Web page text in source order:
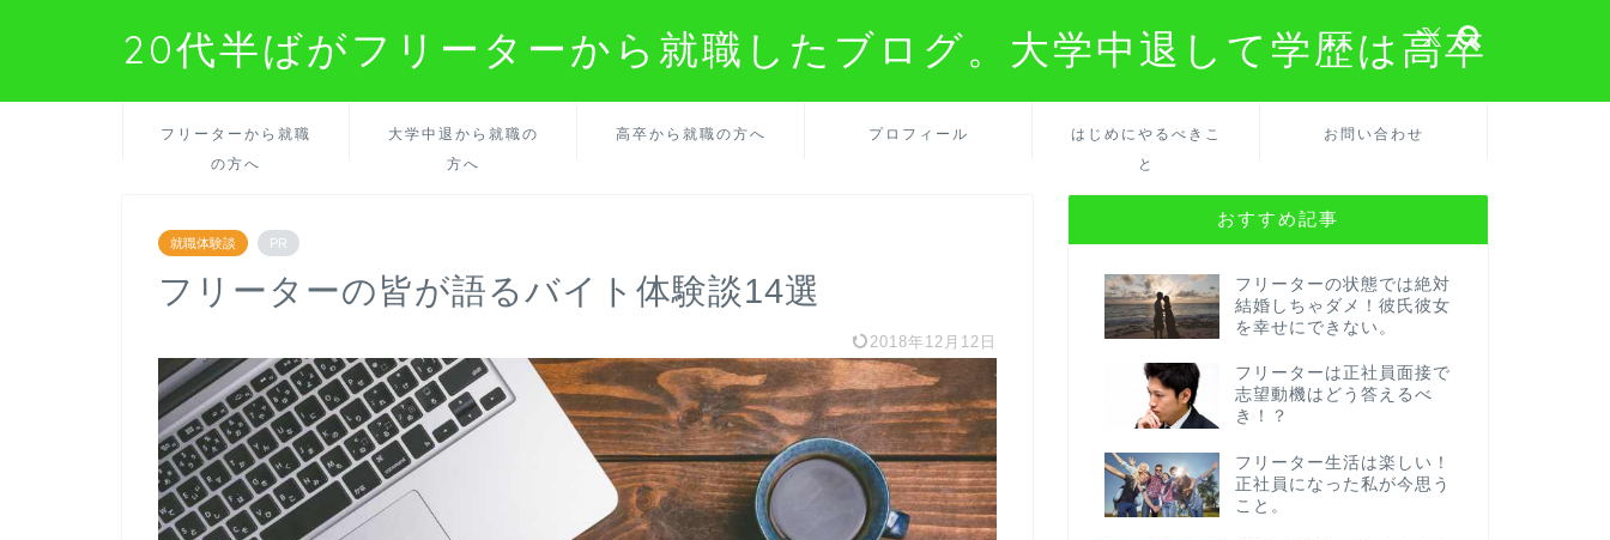
20代半ばがフリーターから就職したブログ。大学中退して学歴は高卒
フリーターから就職
の方へ
大学中退から就職の
方へ
高卒から就職の方へ プロフィール
はじめにやるべきこ
と
お問い合わせ
就職体験談 PR
フリーターの皆が語るバイト体験談14選
2018年12月12日
おすすめ記事
フリーターの状態では絶対
結婚しちゃダメ！彼氏彼女
を幸せにできない。
フリーターは正社員面接で
志望動機はどう答えるべ
き！？
フリーター生活は楽しい！
正社員になった私が今思う
こと。